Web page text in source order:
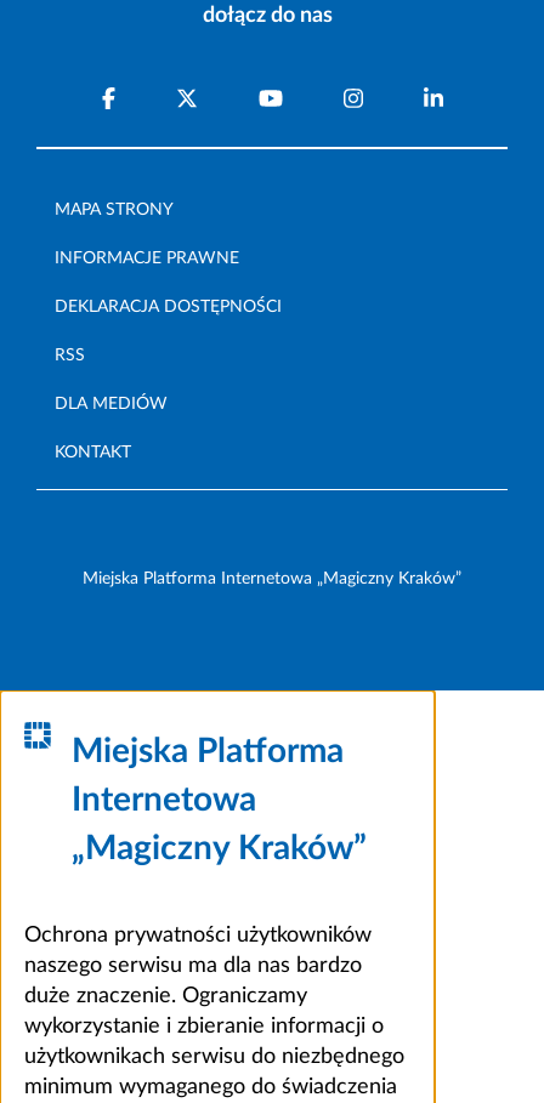
dołącz do nas
MAPA STRONY
INFORMACJE PRAWNE
DEKLARACJA DOSTĘPNOŚCI
RSS
DLA MEDIÓW
KONTAKT
Miejska Platforma Internetowa „Magiczny Kraków”
Miejska Platforma
Internetowa
„Magiczny Kraków”
Ochrona prywatności użytkowników
naszego serwisu ma dla nas bardzo
duże znaczenie. Ograniczamy
wykorzystanie i zbieranie informacji o
użytkownikach serwisu do niezbędnego
minimum wymaganego do świadczenia